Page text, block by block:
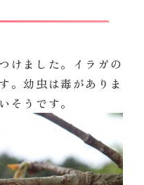
けました。イラガの
。幼虫は毒がありま
そうです。